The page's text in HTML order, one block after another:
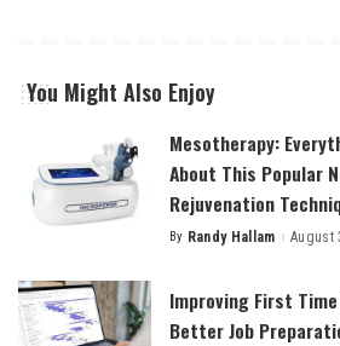
You Might Also Enjoy
Mesotherapy:
About This Popular
Rejuvenation
Posted
By Randy Hallam August
Improving First
Better Job